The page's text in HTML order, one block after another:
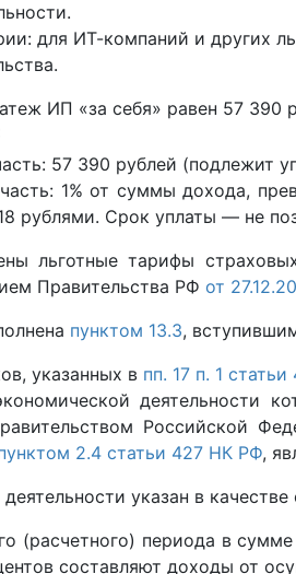
для ИТ-компаний и других
ИП «за себя» равен 57 390
57 390 рублей (подлежит
1% от суммы дохода,
рублями. Срок уплаты — не
льготные тарифы
Правительства РФ от
пунктом 13.3,
указанных в пп. 17 п. 1
деятельности
Российской
2.4 статьи 427 НК РФ,
указан в
(расчетного) периода в
составляют доходы от